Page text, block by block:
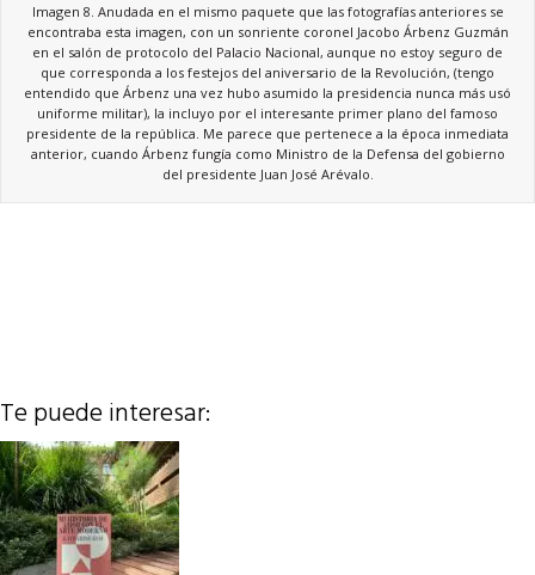
Imagen 8. Anudada en el mismo paquete que las fotografías anteriores se
encontraba esta imagen, con un sonriente coronel Jacobo Árbenz Guzmán
en el salón de protocolo del Palacio Nacional, aunque no estoy seguro de
que corresponda a los festejos del aniversario de la Revolución, (tengo
entendido que Árbenz una vez hubo asumido la presidencia nunca más usó
uniforme militar), la incluyo por el interesante primer plano del famoso
presidente de la república. Me parece que pertenece a la época inmediata
anterior, cuando Árbenz fungía como Ministro de la Defensa del gobierno
del presidente Juan José Arévalo.
Te puede interesar: